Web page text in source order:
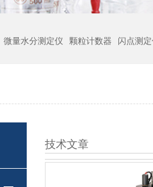
微量水分测定仪 颗粒计数器 闪点测
技术文章